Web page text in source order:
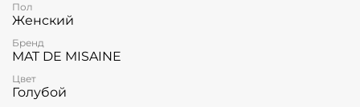
Пол
Женский
Бренд
MAT DE MISAINE
Цвет
Голубой